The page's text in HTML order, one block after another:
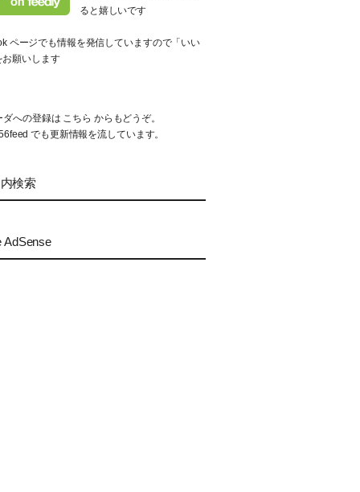
ると嬉しいです
ページでも情報を発信していますので「いい
お願いします
ダへの登録は こちら からもどうぞ。
でも更新情報を流しています。
検索
AdSense